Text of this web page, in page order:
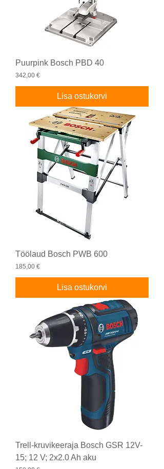
Puurpink Bosch PBD 40
Price
342,00 €
Lisa ostukorvi
Töölaud Bosch PWB 600
Price
185,00 €
Lisa ostukorvi
Trell-kruvikeeraja Bosch GSR 12V-
15; 12 V; 2x2.0 Ah aku